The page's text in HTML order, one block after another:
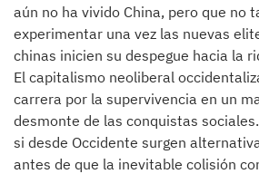
aún no ha vivido China, pero que no
experimentar una vez las nuevas
chinas inicien su despegue hacia la
El capitalismo neoliberal
carrera por la supervivencia en un
desmonte de las conquistas
si desde Occidente surgen
antes de que la inevitable colisión